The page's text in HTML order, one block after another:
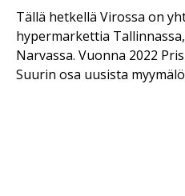
Tällä hetkellä Virossa on
hypermarkettia
Narvassa. Vuonna 2022
Suurin osa uusista